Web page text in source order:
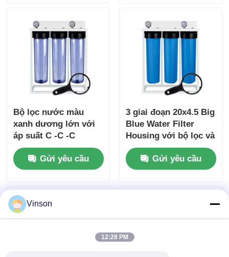
Bộ lọc nước màu
xanh dương lớn với
áp suất C -C -C
Gửi yêu cầu
3 giai đoạn 20x4.5 Big
Blue Water Filter
Housing với bộ lọc và
máy đo áp suất
Gửi yêu cầu
Vinson
12:28 PM